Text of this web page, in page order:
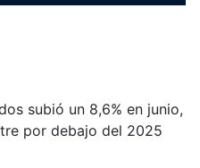
subió un 8,6% en junio,
por debajo del 2025